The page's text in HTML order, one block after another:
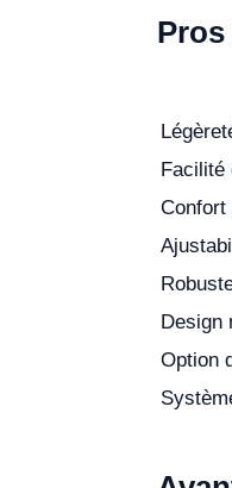
Confort
Design
Option